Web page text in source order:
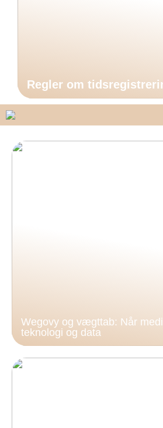
Regler om
Wegovy og vægttab: Når
teknologi og data